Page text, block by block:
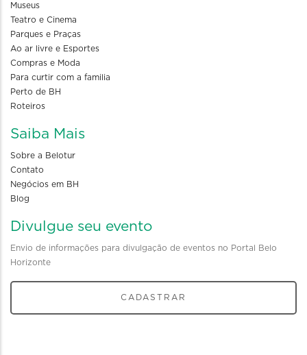
Museus
Teatro e Cinema
Parques e Praças
Ao ar livre e Esportes
Compras e Moda
Para curtir com a familia
Perto de BH
Roteiros
Saiba Mais
Sobre a Belotur
Contato
Negócios em BH
Blog
Divulgue seu evento
Envio de informações para divulgação de eventos no Portal Belo
Horizonte
CADASTRAR